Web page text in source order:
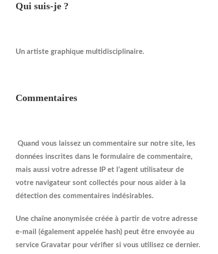
Qui suis-je ?
Un artiste graphique multidisciplinaire.
Commentaires
Quand vous laissez un commentaire sur notre site, les
données inscrites dans le formulaire de commentaire,
mais aussi votre adresse IP et l’agent utilisateur de
votre navigateur sont collectés pour nous aider à la
détection des commentaires indésirables.
Une chaîne anonymisée créée à partir de votre adresse
e-mail (également appelée hash) peut être envoyée au
service Gravatar pour vérifier si vous utilisez ce dernier.